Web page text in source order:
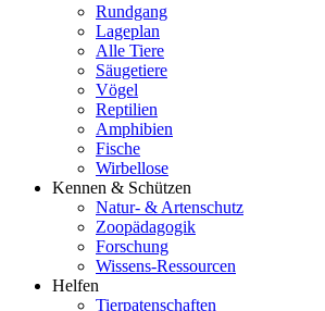
Rundgang
Lageplan
Alle Tiere
Säugetiere
Vögel
Reptilien
Amphibien
Fische
Wirbellose
Kennen & Schützen
Natur- & Artenschutz
Zoopädagogik
Forschung
Wissens-Ressourcen
Helfen
Tierpatenschaften